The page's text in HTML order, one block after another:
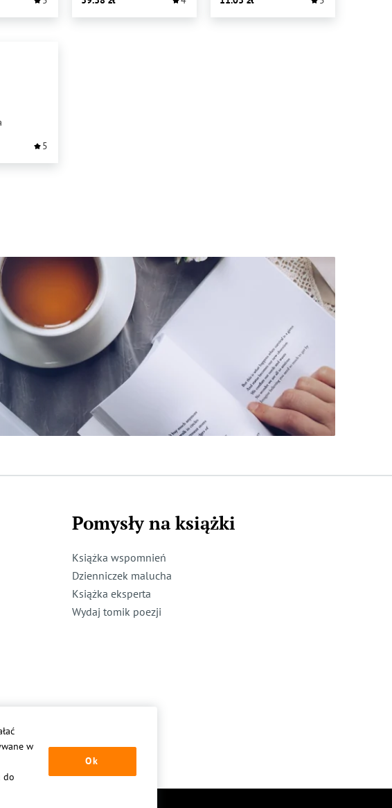
5
Pomysły na książki
Książka wspomnień
Dzienniczek malucha
Książka eksperta
Wydaj tomik poezji
w
do
Ok